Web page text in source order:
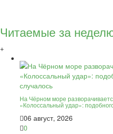
Читаемые за
+
На Чёрном море
«Колоссальный удар»:
06 август, 2026
0